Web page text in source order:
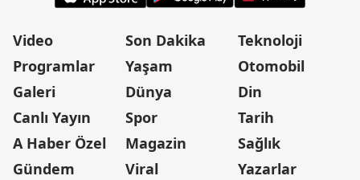
Video
Programlar
Galeri
Canlı Yayın
A Haber Özel
Gündem
Son Dakika
Yaşam
Dünya
Spor
Magazin
Viral
Teknoloji
Otomobil
Din
Tarih
Sağlık
Yazarlar